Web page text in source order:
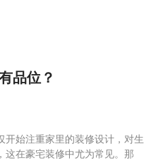
品位？
开始注重家里的装修设计 ，对生
这在豪宅装修中尤为常见。那